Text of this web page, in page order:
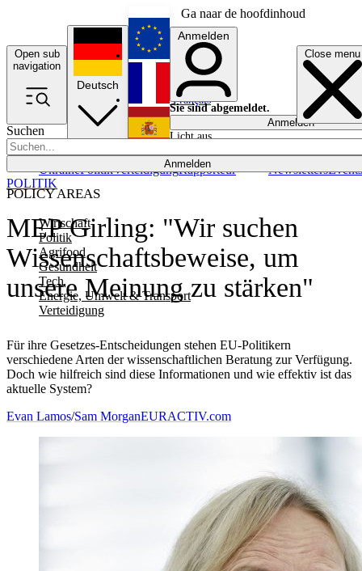
Ga naar de hoofdinhoud
Open sub
navigation
Close menu
Suchen
Anmelden
POLICY AREAS
Wirtschaft
Politik
Agrifood
Gesundheit
Tech
Energie, Umwelt & Transport
Verteidigung
UkrainePolitikVerteidigungRapporteur NewslettersEvents
Deutsch
English
Français
Anmelden
Sie sind abgemeldet.
Anmelden
Licht aus
MEP Girling: "Wir suchen
Wissenschaftsbeweise, um
unsere Meinung zu stärken"
Für ihre Gesetzes-Entscheidungen stehen EU-Politikern
verschiedene Arten der wissenschaftlichen Beratung zur Verfügung.
Doch wie hilfreich sind diese Informationen und wie effektiv ist das
aktuelle System?
POLITIK
Evan Lamos/Sam MorganEURACTIV.com